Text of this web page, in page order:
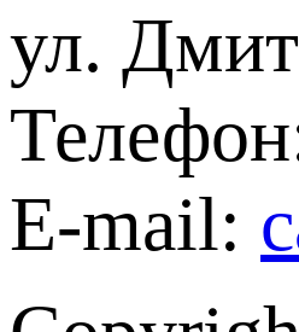
ул.
E-mail: